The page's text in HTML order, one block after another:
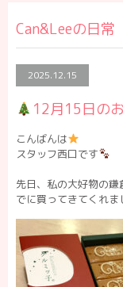
Can&Leeの日常
2025.12.15
12月15日の
こんばんは
スタッフ西口です
先日、私の大好物の
でに買ってきてくれま